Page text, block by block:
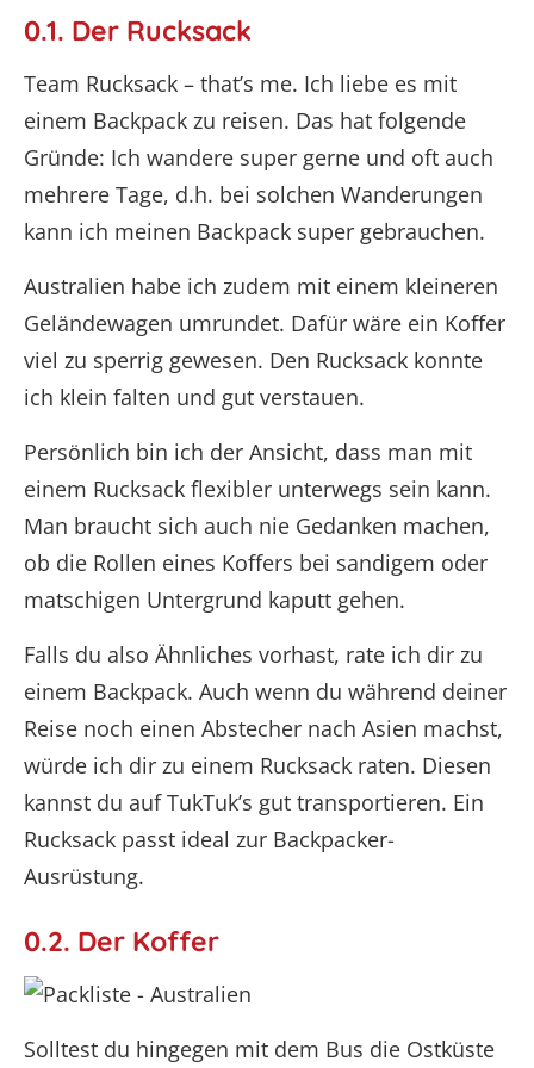
0.1. Der Rucksack
Team Rucksack – that’s me. Ich liebe es mit
einem Backpack zu reisen. Das hat folgende
Gründe: Ich wandere super gerne und oft auch
mehrere Tage, d.h. bei solchen Wanderungen
kann ich meinen Backpack super gebrauchen.
Australien habe ich zudem mit einem kleineren
Geländewagen umrundet. Dafür wäre ein Koffer
viel zu sperrig gewesen. Den Rucksack konnte
ich klein falten und gut verstauen.
Persönlich bin ich der Ansicht, dass man mit
einem Rucksack flexibler unterwegs sein kann.
Man braucht sich auch nie Gedanken machen,
ob die Rollen eines Koffers bei sandigem oder
matschigen Untergrund kaputt gehen.
Falls du also Ähnliches vorhast, rate ich dir zu
einem Backpack. Auch wenn du während deiner
Reise noch einen Abstecher nach Asien machst,
würde ich dir zu einem Rucksack raten. Diesen
kannst du auf TukTuk’s gut transportieren. Ein
Rucksack passt ideal zur Backpacker-
Ausrüstung.
0.2. Der Koffer
Solltest du hingegen mit dem Bus die Ostküste